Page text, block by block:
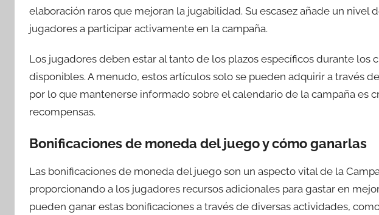
elaboración raros que mejoran la jugabilidad. Su escasez añade un nivel
jugadores a participar activamente en la campaña.
Los jugadores deben estar al tanto de los plazos específicos durante los
disponibles. A menudo, estos artículos solo se pueden adquirir a través
por lo que mantenerse informado sobre el calendario de la campaña es
recompensas.
Bonificaciones de moneda del juego y cómo ganarlas
Las bonificaciones de moneda del juego son un aspecto vital de la
proporcionando a los jugadores recursos adicionales para gastar en
pueden ganar estas bonificaciones a través de diversas actividades,